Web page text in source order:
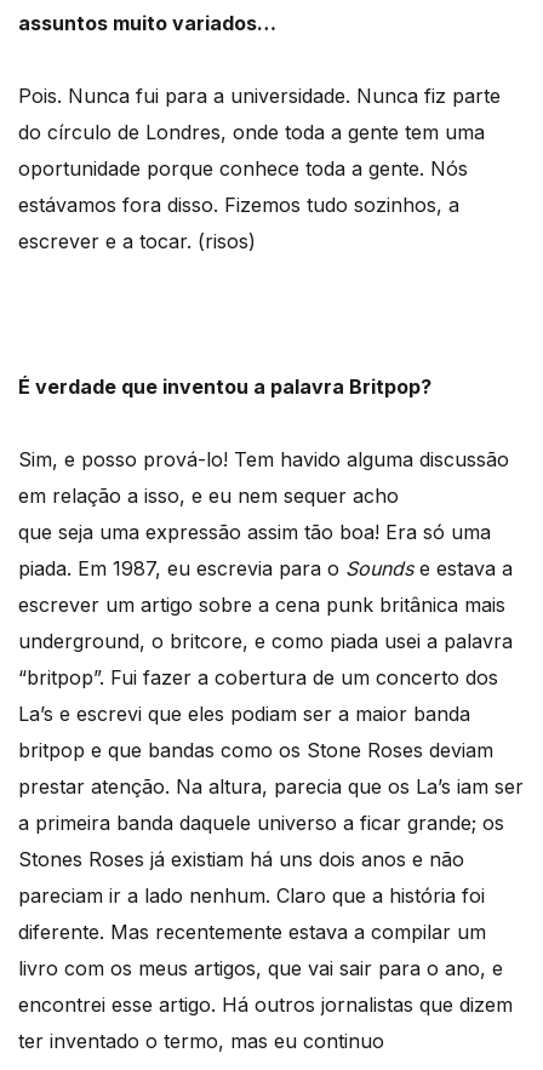
assuntos muito variados…
Pois. Nunca fui para a universidade. Nunca fiz parte
do círculo de Londres, onde toda a gente tem uma
oportunidade porque conhece toda a gente. Nós
estávamos fora disso. Fizemos tudo sozinhos, a
escrever e a tocar. (risos)
É verdade que inventou a palavra Britpop?
Sim, e posso prová-lo! Tem havido alguma discussão
em relação a isso, e eu nem sequer acho
que seja uma expressão assim tão boa! Era só uma
piada. Em 1987, eu escrevia para o Soundse estava a
escrever um artigo sobre a cena punk britânica mais
underground, o britcore, e como piada usei a palavra
“britpop”. Fui fazer a cobertura de um concerto dos
La’s e escrevi que eles podiam ser a maior banda
britpop e que bandas como os Stone Roses deviam
prestar atenção. Na altura, parecia que os La’s iam ser
a primeira banda daquele universo a ficar grande; os
Stones Roses já existiam há uns dois anos e não
pareciam ir a lado nenhum. Claro que a história foi
diferente. Mas recentemente estava a compilar um
livro com os meus artigos, que vai sair para o ano, e
encontrei esse artigo. Há outros jornalistas que dizem
ter inventado o termo, mas eu continuo